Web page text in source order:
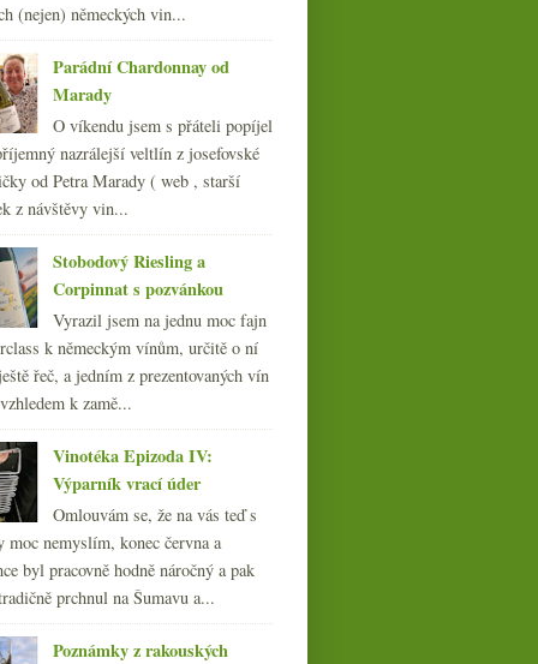
(270)
(108)
(nejen) německých vin...
Parádní Chardonnay od
Marady
O víkendu jsem s přáteli popíjel
nazrálejší veltlín z josefovské
od Petra Marady ( web , starší
z návštěvy vin...
Stobodový Riesling a
Corpinnat s pozvánkou
Vyrazil jsem na jednu moc fajn
k německým vínům, určitě o ní
řeč, a jedním z prezentovaných vín
k zamě...
Vinotéka Epizoda IV:
Výparník vrací úder
Omlouvám se, že na vás teď s
moc nemyslím, konec června a
byl pracovně hodně náročný a pak
prchnul na Šumavu a...
Poznámky z rakouských